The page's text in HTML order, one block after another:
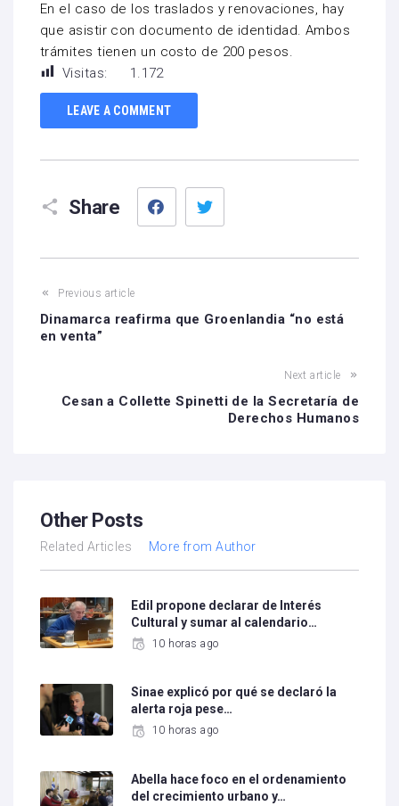
En el caso de los traslados y renovaciones, hay
que asistir con documento de identidad. Ambos
trámites tienen un costo de 200 pesos.
Visitas:
1.172
LEAVE A COMMENT
Share
Facebook
Previous article
Dinamarca reafirma que Groenlandia “no está
en venta”
Next article
Cesan a Collette Spinetti de la Secretaría de
Derechos Humanos
Other Posts
Related Articles More from Author
Edil propone declarar de Interés
Cultural y sumar al calendario…
10 horas ago
Sinae explicó por qué se declaró la
alerta roja pese…
10 horas ago
Abella hace foco en el ordenamiento
del crecimiento urbano y…